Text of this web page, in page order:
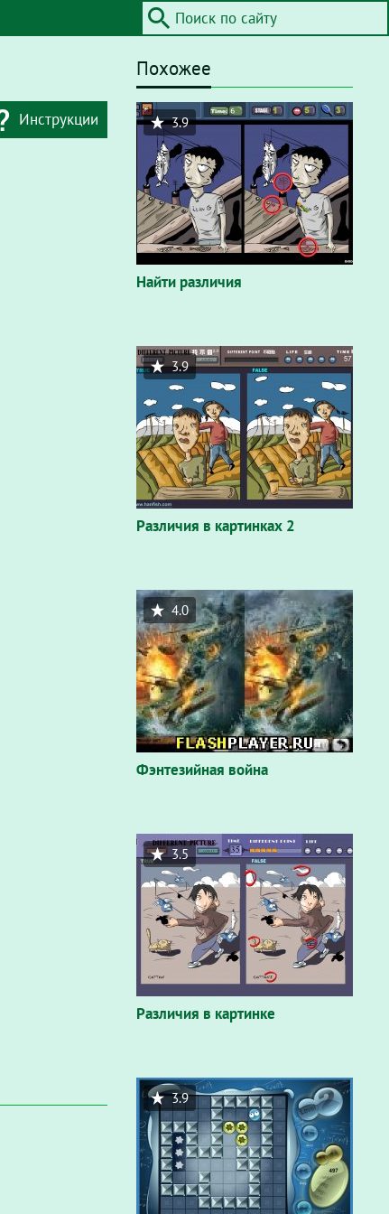
Инструкции
Похожее
Найти различия
3.9
Различия в картинках 2
3.9
Фэнтезийная война
4.0
Различия в картинке
3.5
3.9